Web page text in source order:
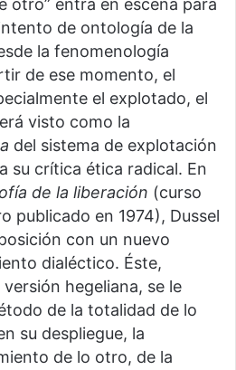
otro” entra en escena para
de ontología de la
la fenomenología
de ese momento, el
el explotado, el
visto como la
del sistema de explotación
su crítica ética radical. En
de la liberación (curso
publicado en 1974), Dussel
con un nuevo
dialéctico. Éste,
hegeliana, se le
de la totalidad de lo
su despliegue, la
de lo otro, de la